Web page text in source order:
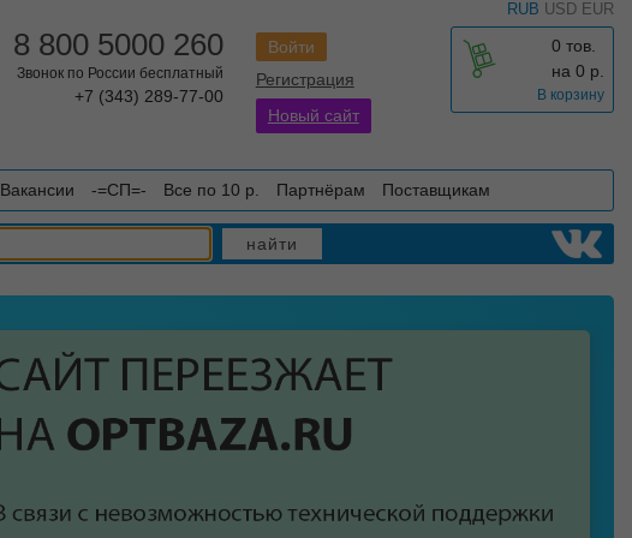
RUB USD EUR
0 тов.
на 0 р.
В корзину
Войти
Регистрация
Новый сайт
8 800 5000 260
Звонок по России бесплатный
+7 (343) 289-77-00
Вакансии -=СП=- Все по 10 р. Партнёрам Поставщикам
найти